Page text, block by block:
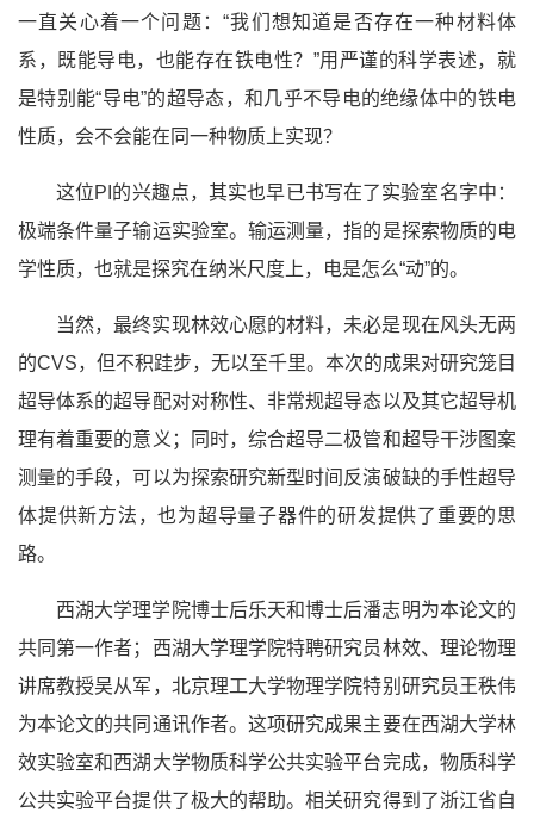
一直关心着一个问题：“我们想知道是否存在一种材料体
系，既能导电，也能存在铁电性？”用严谨的科学表述，就
是特别能“导电”的超导态，和几乎不导电的绝缘体中的铁电
性质，会不会能在同一种物质上实现？
这位PI的兴趣点，其实也早已书写在了实验室名字中：
极端条件量子输运实验室。输运测量，指的是探索物质的电
学性质，也就是探究在纳米尺度上，电是怎么“动”的。
当然，最终实现林效心愿的材料，未必是现在风头无两
的CVS，但不积跬步，无以至千里。本次的成果对研究笼目
超导体系的超导配对对称性、非常规超导态以及其它超导机
理有着重要的意义；同时，综合超导二极管和超导干涉图案
测量的手段，可以为探索研究新型时间反演破缺的手性超导
体提供新方法，也为超导量子器件的研发提供了重要的思
路。
西湖大学理学院博士后乐天和博士后潘志明为本论文的
共同第一作者；西湖大学理学院特聘研究员林效、理论物理
讲席教授吴从军，北京理工大学物理学院特别研究员王秩伟
为本论文的共同通讯作者。这项研究成果主要在西湖大学林
效实验室和西湖大学物质科学公共实验平台完成，物质科学
公共实验平台提供了极大的帮助。相关研究得到了浙江省自